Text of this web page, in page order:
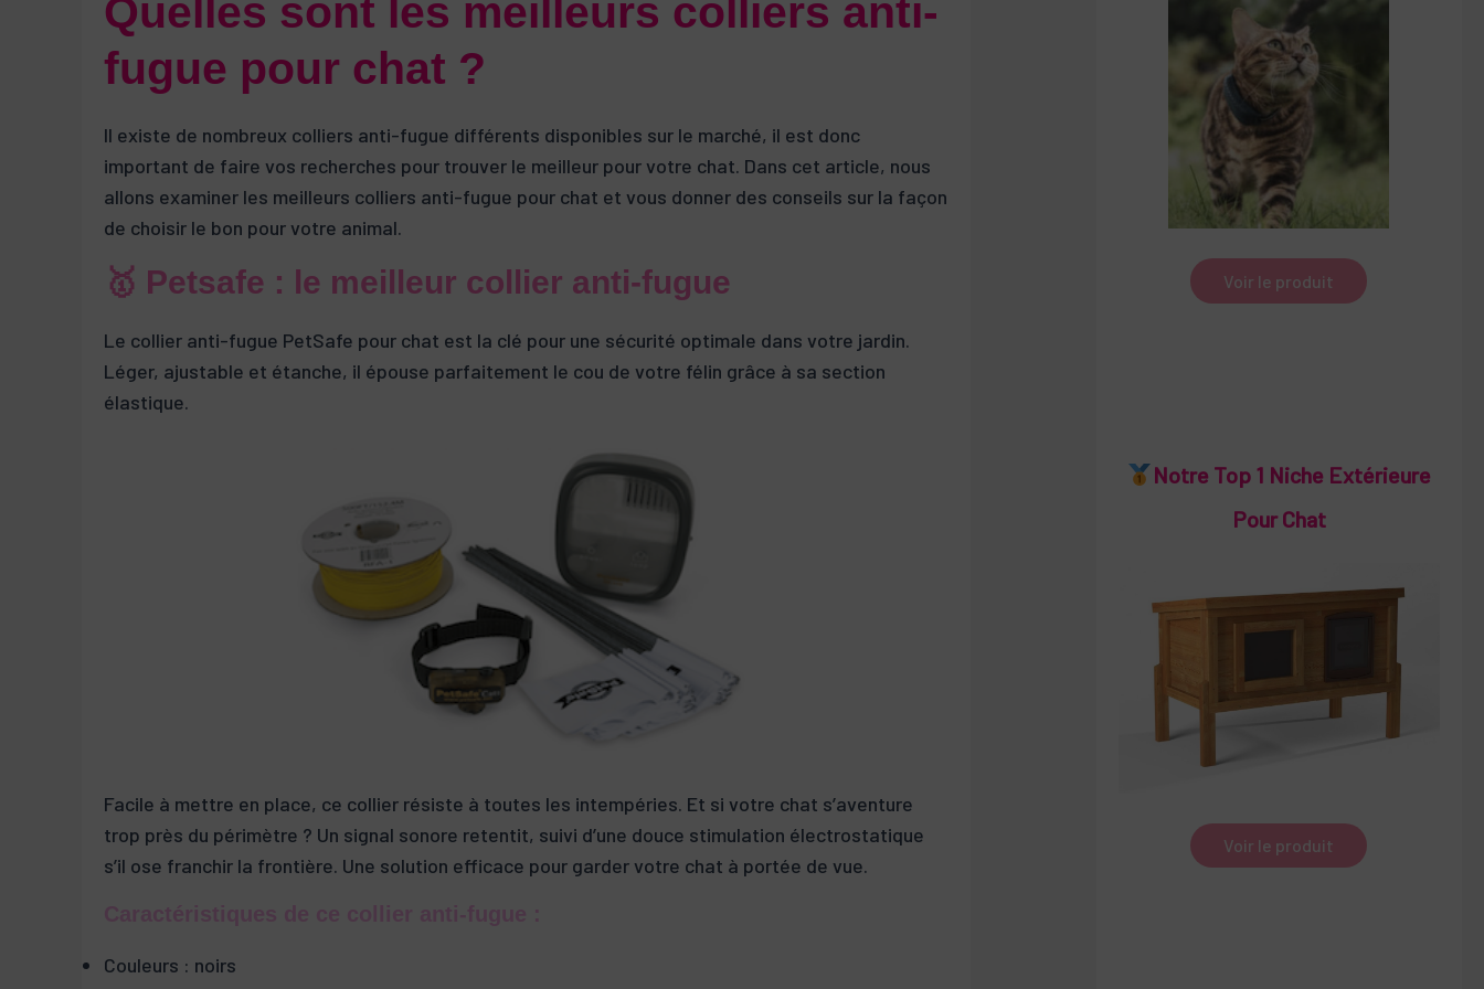
Quelles sont les meilleurs colliers anti-
fugue pour chat ?
Il existe de nombreux colliers anti-fugue différents disponibles sur le marché, il est donc
important de faire vos recherches pour trouver le meilleur pour votre chat. Dans cet article, nous
allons examiner les meilleurs colliers anti-fugue pour chat et vous donner des conseils sur la façon
de choisir le bon pour votre animal.
🥇 Petsafe : le meilleur collier anti-fugue
Le collier anti-fugue PetSafe pour chat est la clé pour une sécurité optimale dans votre jardin.
Léger, ajustable et étanche, il épouse parfaitement le cou de votre félin grâce à sa section
élastique.
Facile à mettre en place, ce collier résiste à toutes les intempéries. Et si votre chat s’aventure
trop près du périmètre ? Un signal sonore retentit, suivi d’une douce stimulation électrostatique
s’il ose franchir la frontière. Une solution efficace pour garder votre chat à portée de vue.
Caractéristiques de ce collier anti-fugue :
Couleurs : noirs
Voir le produit
Notre Top 1 Niche Extérieure
Pour Chat
Voir le produit